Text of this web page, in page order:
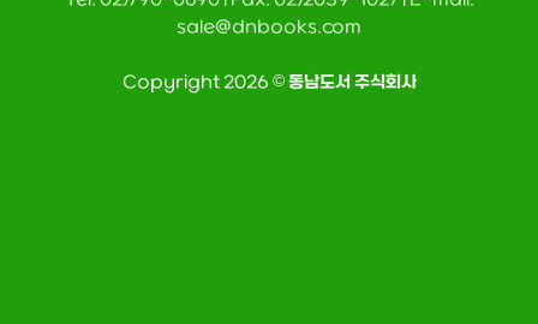
sale@dnbooks.com
Copyright 2026 ©동남도서 주식회사